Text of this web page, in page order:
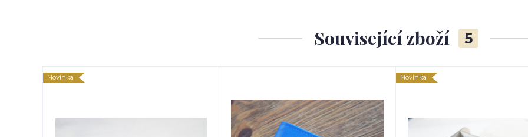
Související zboží 5
Novinka Novinka